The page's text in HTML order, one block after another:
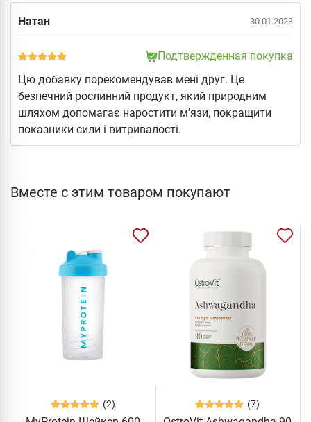
Натан 30.01.2023
Подтвержденная покупка
Цю добавку порекомендував мені друг. Це
безпечний рослинний продукт, який природним
шляхом допомагає наростити м’язи, покращити
показники сили і витривалості.
Вместе с этим товаром покупают
(2) (7)